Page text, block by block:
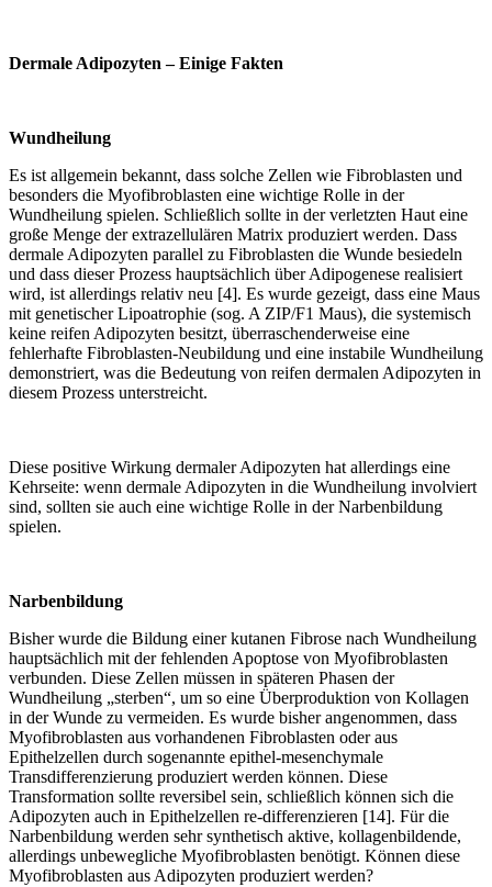
Dermale Adipozyten – Einige Fakten
Wundheilung
Es ist allgemein bekannt, dass solche Zellen wie Fibroblasten und
besonders die Myofibroblasten eine wichtige Rolle in der
Wundheilung spielen. Schließlich sollte in der verletzten Haut eine
große Menge der extrazellulären Matrix produziert werden. Dass
dermale Adipozyten parallel zu Fibroblasten die Wunde besiedeln
und dass dieser Prozess hauptsächlich über Adipogenese realisiert
wird, ist allerdings relativ neu [4]. Es wurde gezeigt, dass eine Maus
mit genetischer Lipoatrophie (sog. A ZIP/F1 Maus), die systemisch
keine reifen Adipozyten besitzt, überraschenderweise eine
fehlerhafte Fibroblasten-Neubildung und eine instabile Wundheilung
demonstriert, was die Bedeutung von reifen dermalen Adipozyten in
diesem Prozess unterstreicht.
Diese positive Wirkung dermaler Adipozyten hat allerdings eine
Kehrseite: wenn dermale Adipozyten in die Wundheilung involviert
sind, sollten sie auch eine wichtige Rolle in der Narbenbildung
spielen.
Narbenbildung
Bisher wurde die Bildung einer kutanen Fibrose nach Wundheilung
hauptsächlich mit der fehlenden Apoptose von Myofibroblasten
verbunden. Diese Zellen müssen in späteren Phasen der
Wundheilung „sterben“, um so eine Überproduktion von Kollagen
in der Wunde zu vermeiden. Es wurde bisher angenommen, dass
Myofibroblasten aus vorhandenen Fibroblasten oder aus
Epithelzellen durch sogenannte epithel-mesenchymale
Transdifferenzierung produziert werden können. Diese
Transformation sollte reversibel sein, schließlich können sich die
Adipozyten auch in Epithelzellen re-differenzieren [14]. Für die
Narbenbildung werden sehr synthetisch aktive, kollagenbildende,
allerdings unbewegliche Myofibroblasten benötigt. Können diese
Myofibroblasten aus Adipozyten produziert werden?